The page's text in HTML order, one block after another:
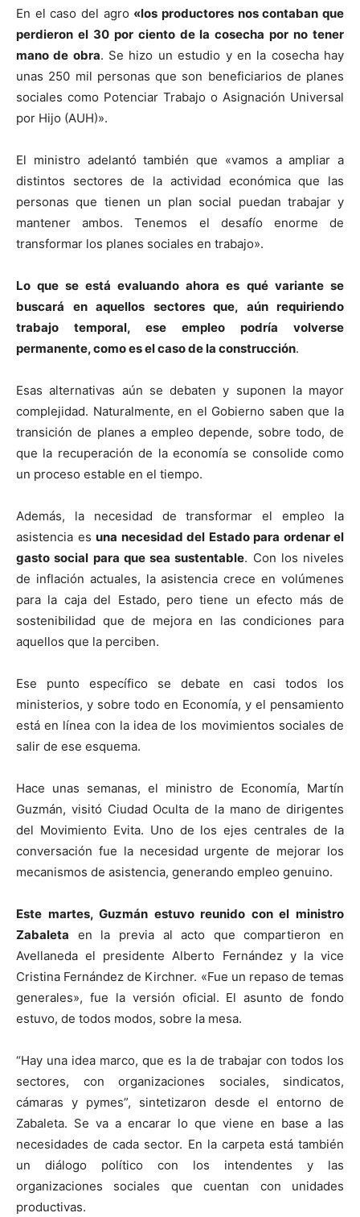
En el caso del agro «los productores nos contaban que
perdieron el 30 por ciento de la cosecha por no tener
mano de obra. Se hizo un estudio y en la cosecha hay
unas 250 mil personas que son beneficiarios de planes
sociales como Potenciar Trabajo o Asignación Universal
por Hijo (AUH)».
El ministro adelantó también que «vamos a ampliar a
distintos sectores de la actividad económica que las
personas que tienen un plan social puedan trabajar y
mantener ambos. Tenemos el desafío enorme de
transformar los planes sociales en trabajo».
Lo que se está evaluando ahora es qué variante se
buscará en aquellos sectores que, aún requiriendo
trabajo temporal, ese empleo podría volverse
permanente, como es el caso de la construcción.
Esas alternativas aún se debaten y suponen la mayor
complejidad. Naturalmente, en el Gobierno saben que la
transición de planes a empleo depende, sobre todo, de
que la recuperación de la economía se consolide como
un proceso estable en el tiempo.
Además, la necesidad de transformar el empleo la
asistencia es una necesidad del Estado para ordenar el
gasto social para que sea sustentable. Con los niveles
de inflación actuales, la asistencia crece en volúmenes
para la caja del Estado, pero tiene un efecto más de
sostenibilidad que de mejora en las condiciones para
aquellos que la perciben.
Ese punto específico se debate en casi todos los
ministerios, y sobre todo en Economía, y el pensamiento
está en línea con la idea de los movimientos sociales de
salir de ese esquema.
Hace unas semanas, el ministro de Economía, Martín
Guzmán, visitó Ciudad Oculta de la mano de dirigentes
del Movimiento Evita. Uno de los ejes centrales de la
conversación fue la necesidad urgente de mejorar los
mecanismos de asistencia, generando empleo genuino.
Este martes, Guzmán estuvo reunido con el ministro
Zabaleta en la previa al acto que compartieron en
Avellaneda el presidente Alberto Fernández y la vice
Cristina Fernández de Kirchner. «Fue un repaso de temas
generales», fue la versión oficial. El asunto de fondo
estuvo, de todos modos, sobre la mesa.
“Hay una idea marco, que es la de trabajar con todos los
sectores, con organizaciones sociales, sindicatos,
cámaras y pymes”, sintetizaron desde el entorno de
Zabaleta. Se va a encarar lo que viene en base a las
necesidades de cada sector. En la carpeta está también
un diálogo político con los intendentes y las
organizaciones sociales que cuentan con unidades
productivas.